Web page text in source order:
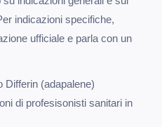
indicazioni specifiche,
ufficiale e parla con un
Differin (adapalene)
di profesisonisti sanitari in